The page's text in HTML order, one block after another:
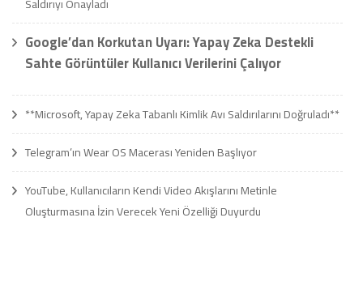
Google’dan Korkutan Uyarı: Yapay Zeka Destekli
Sahte Görüntüler Kullanıcı Verilerini Çalıyor
**Microsoft, Yapay Zeka Tabanlı Kimlik Avı Saldırılarını Doğruladı**
Telegram’ın Wear OS Macerası Yeniden Başlıyor
YouTube, Kullanıcıların Kendi Video Akışlarını Metinle
Oluşturmasına İzin Verecek Yeni Özelliği Duyurdu